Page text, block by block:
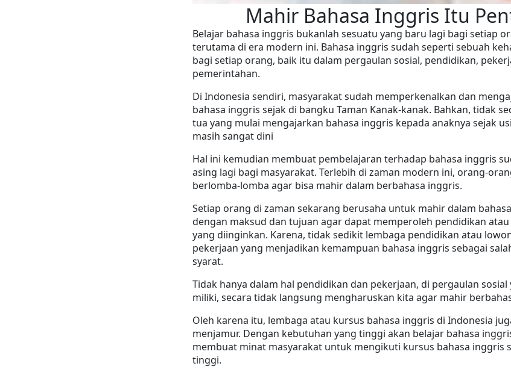
Mahir Bahasa Inggris Itu
Belajar bahasa inggris bukanlah sesuatu yang baru lagi bagi setiap
terutama di era modern ini. Bahasa inggris sudah seperti sebuah
bagi setiap orang, baik itu dalam pergaulan sosial, pendidikan,
pemerintahan.
Di Indonesia sendiri, masyarakat sudah memperkenalkan dan
bahasa inggris sejak di bangku Taman Kanak-kanak. Bahkan, tidak
tua yang mulai mengajarkan bahasa inggris kepada anaknya sejak
masih sangat dini
Hal ini kemudian membuat pembelajaran terhadap bahasa inggris
asing lagi bagi masyarakat. Terlebih di zaman modern ini, orang-
berlomba-lomba agar bisa mahir dalam berbahasa inggris.
Setiap orang di zaman sekarang berusaha untuk mahir dalam
dengan maksud dan tujuan agar dapat memperoleh pendidikan
yang diinginkan. Karena, tidak sedikit lembaga pendidikan atau
pekerjaan yang menjadikan kemampuan bahasa inggris sebagai
syarat.
Tidak hanya dalam hal pendidikan dan pekerjaan, di pergaulan sosial
miliki, secara tidak langsung mengharuskan kita agar mahir
Oleh karena itu, lembaga atau kursus bahasa inggris di Indonesia
menjamur. Dengan kebutuhan yang tinggi akan belajar bahasa
membuat minat masyarakat untuk mengikuti kursus bahasa inggris
tinggi.